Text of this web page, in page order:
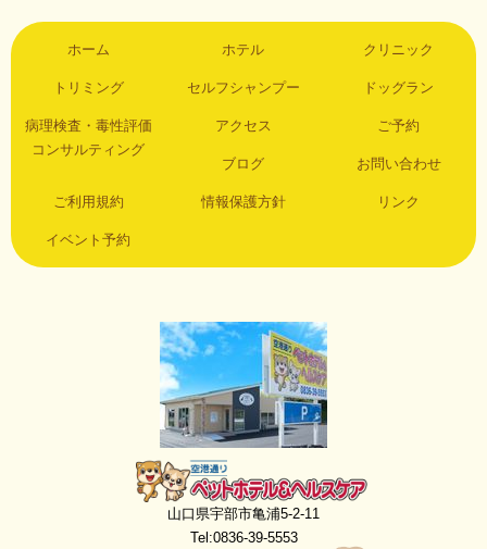
ホーム ホテル クリニック
トリミング セルフシャンプー ドッグラン
病理検査・毒性評価
コンサルティング
アクセス ご予約
ブログ お問い合わせ
ご利用規約 情報保護方針 リンク
イベント予約
空港通りペットホテル＆ヘルスケア
山口県宇部市亀浦5-2-11
Tel:0836-39-5553